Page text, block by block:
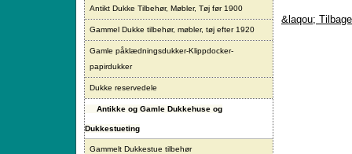
Antikt Dukke Tilbehør, Møbler, Tøj før 1900
Gammel Dukke tilbehør, møbler, tøj efter 1920
Gamle påklædningsdukker-Klippdocker-
papirdukker
Dukke reservedele
Antikke og Gamle Dukkehuse og
Dukkestueting
Gammelt Dukkestue tilbehør
&laqou; Tilbage